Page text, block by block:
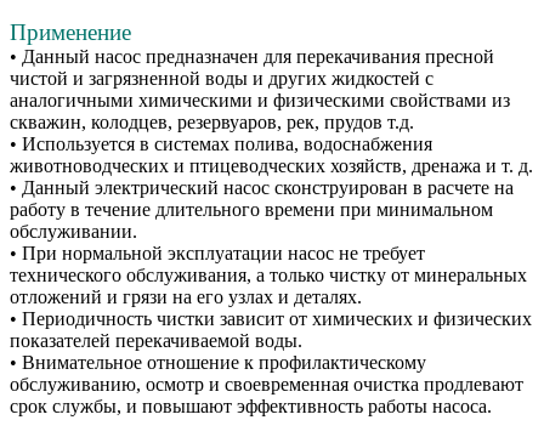
Применение
• Данный насос предназначен для перекачивания пресной
чистой и загрязненной воды и других жидкостей с
аналогичными химическими и физическими свойствами из
скважин, колодцев, резервуаров, рек, прудов т.д.
• Используется в системах полива, водоснабжения
животноводческих и птицеводческих хозяйств, дренажа и т. д.
• Данный электрический насос сконструирован в расчете на
работу в течение длительного времени при минимальном
обслуживании.
• При нормальной эксплуатации насос не требует
технического обслуживания, а только чистку от минеральных
отложений и грязи на его узлах и деталях.
• Периодичность чистки зависит от химических и физических
показателей перекачиваемой воды.
• Внимательное отношение к профилактическому
обслуживанию, осмотр и своевременная очистка продлевают
срок службы, и повышают эффективность работы насоса.